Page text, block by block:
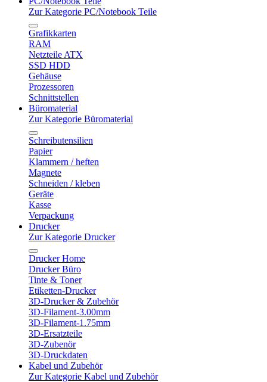
Zur Kategorie PC/Notebook Teile
Grafikkarten
RAM
Netzteile ATX
SSD HDD
Gehäuse
Prozessoren
Schnittstellen
Büromaterial
Zur Kategorie Büromaterial
Schreibutensilien
Papier
Klammern / heften
Magnete
Schneiden / kleben
Geräte
Kasse
Verpackung
Drucker
Zur Kategorie Drucker
Drucker Home
Drucker Büro
Tinte & Toner
Etiketten-Drucker
3D-Drucker & Zubehör
3D-Filament-3.00mm
3D-Filament-1.75mm
3D-Ersatzteile
3D-Zubenör
3D-Druckdaten
Kabel und Zubehör
Zur Kategorie Kabel und Zubehör